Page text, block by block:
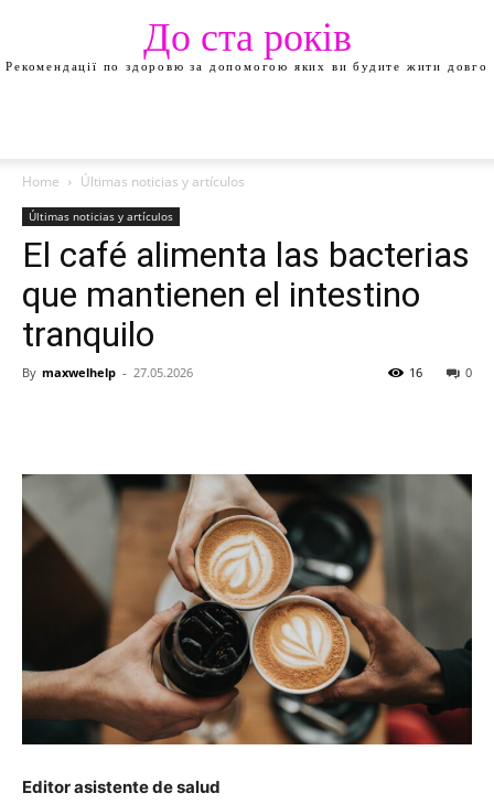
До ста років
Рекомендації по здоровю за допомогою яких ви будите жити довго
Home Últimas noticias y artículos
Últimas noticias y artículos
El café alimenta las bacterias
que mantienen el intestino
tranquilo
By maxwelhelp - 27.05.2026 0
16
Editor asistente de salud